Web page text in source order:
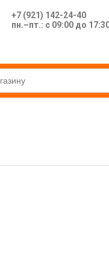
+7 (921) 142-24-40
пн.–пт.: с 09:00 до